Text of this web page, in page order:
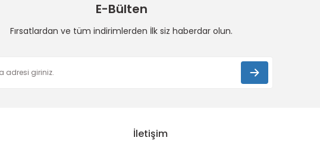
E-Bülten
Fırsatlardan ve tüm indirimlerden İlk siz haberdar olun.
İletişim